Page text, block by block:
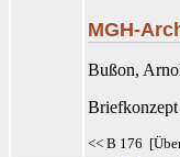
MGH-
Bußon,
<< B 176 [